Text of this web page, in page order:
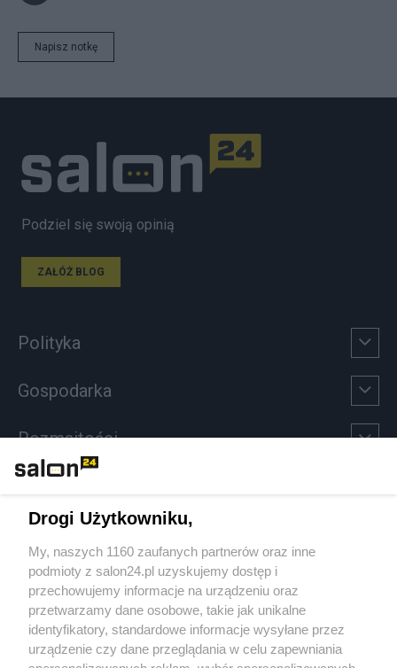
Napisz notkę
Podziel się swoją opinią
ZAŁÓŻ BLOG
Polityka
Gospodarka
Rozmaitości
Sport
Społeczeństwo
Kultura
Drogi Użytkowniku,
My, naszych 1160 zaufanych partnerów oraz inne
podmioty z salon24.pl uzyskujemy dostęp i
przechowujemy informacje na urządzeniu oraz
przetwarzamy dane osobowe, takie jak unikalne
identyfikatory, standardowe informacje wysyłane przez
urządzenie czy dane przeglądania w celu zapewniania